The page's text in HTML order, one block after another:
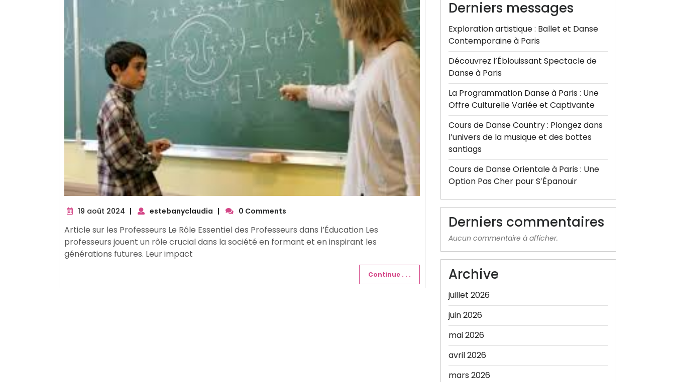
19 août 2024 19
2024
| estebanyclaudia | 0 Comments
Article sur les Professeurs Le Rôle Essentiel des Professeurs dans l’Éducation Les
professeurs jouent un rôle crucial dans la société en formant et en inspirant les
générations futures. Leur impact
Continue . . .
Derniers messages
Exploration artistique : Ballet et Danse
Contemporaine à Paris
Découvrez l’Éblouissant Spectacle de
Danse à Paris
La Programmation Danse à Paris : Une
Offre Culturelle Variée et Captivante
Cours de Danse Country : Plongez dans
l’univers de la musique et des bottes
santiags
Cours de Danse Orientale à Paris : Une
Option Pas Cher pour S’Épanouir
Derniers commentaires
Aucun commentaire à afficher.
Archive
juillet 2026
juin 2026
mai 2026
avril 2026
mars 2026